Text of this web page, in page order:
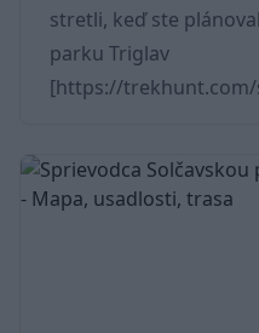
stretli, keď ste plánovali cestu
parku Triglav
[https://
ubytovanie alebo
V údolí sa nachádzajú